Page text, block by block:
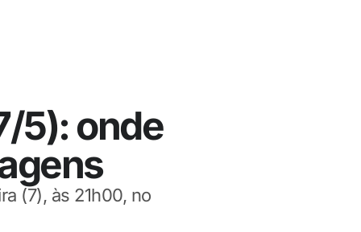
5): onde
(7), às 21h00, no